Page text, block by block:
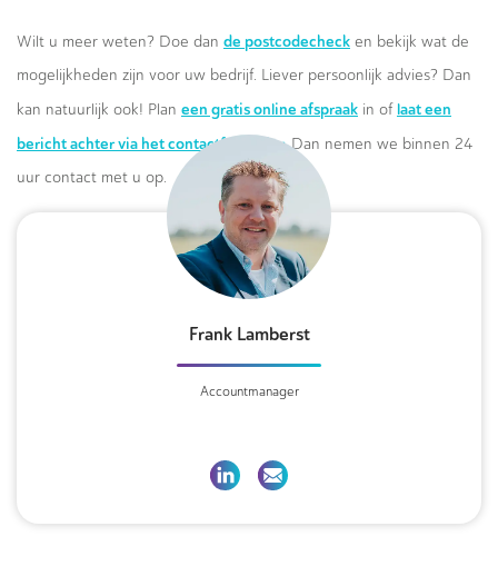
Wilt u meer weten? Doe dan de postcodecheck en bekijk wat de
mogelijkheden zijn voor uw bedrijf. Liever persoonlijk advies? Dan
kan natuurlijk ook! Plan een gratis online afspraak in of laat een
bericht achter via het contactformulier.Dan nemen we binnen 24
uur contact met u op.
Frank Lamberst
Accountmanager